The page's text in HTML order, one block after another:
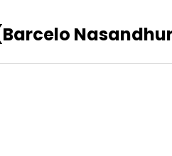
(Barcelo